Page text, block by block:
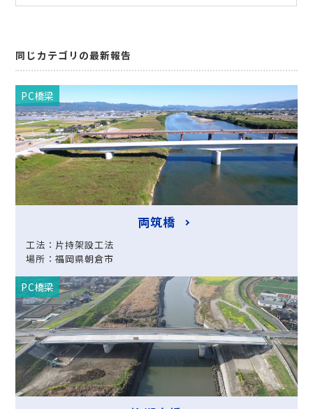
同じカテゴリの最新報告
PC橋梁
両筑橋
工法：片持架設工法
場所：福岡県朝倉市
PC橋梁